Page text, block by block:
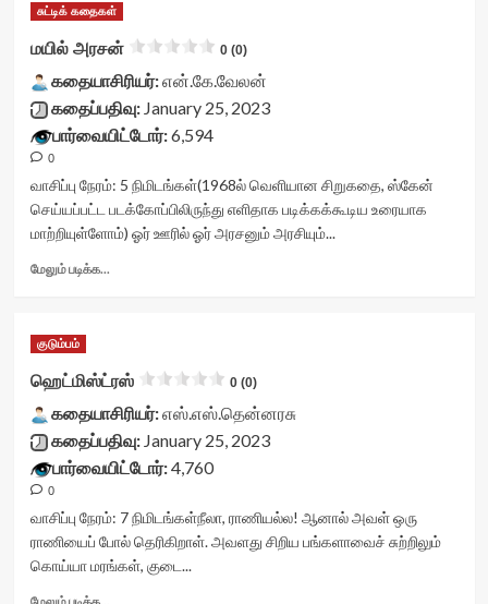
எழுதிய
உணவு…
<div
class="yasr-
vv-
stars-
title-
<div
class='yasr-
stars-
title
votes-
readonly-
rater-
3b8857468c7a7'
data-
rating='0'
rater-
starsize='16'
data-
rater-
சுட்டிக் கதைகள்
மயில் அரசன் 0 (0)
கதையாசிரியர்:என்.கே.வேலன்
கதைப்பதிவு:January 25, 2023
பார்வையிட்டோர்:6,594
0
வாசிப்பு நேரம்: 5 நிமிடங்கள்(1968ல் வெளியான சிறுகதை, ஸ்கேன்
செய்யப்பட்ட படக்கோப்பிலிருந்து எளிதாக படிக்கக்கூடிய உரையாக
மாற்றியுள்ளோம்) ஓர்‌ ஊரில்‌ ஓர்‌ அரசனும்‌ அரசியும்‌...
மேலும் படிக்க...
class="yasr-
vv-
stars-
title-
container">
<div
stars-
title
yasr-
rater-
குடும்பம்
ஹெட்மிஸ்ட்ரஸ் 0 (0)
கதையாசிரியர்:எஸ்.எஸ்.தென்னரசு
கதைப்பதிவு:January 25, 2023
பார்வையிட்டோர்:4,760
0
வாசிப்பு நேரம்: 7 நிமிடங்கள்நீலா, ராணியல்ல! ஆனால் அவள் ஒரு
ராணியைப் போல் தெரிகிறாள். அவளது சிறிய பங்களாவைச் சுற்றிலும்
கொய்யா மரங்கள், குடை...